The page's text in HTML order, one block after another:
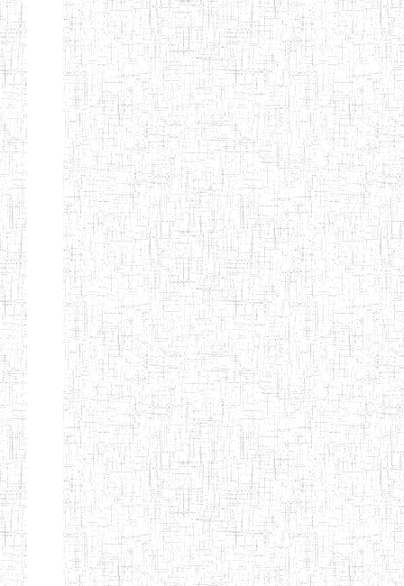
ENIET PAUL
MOMO
23/07/2014 ENIET Privé
ENIEG PRIVEE
TCHEB'S
10/07/2008 ENIEG Privé
ENIEG PRIVEE
BILINGUE
INCLUSIVE
LOUIS
BRAILLE DU
CJARC
12/07/2019 ENIEG Privé
ENIEG LA
PENSEE
28/12/2007 ENIEG Privé
ENIEG PRIVEE
AIME-CESAIRE
28/08/2009 ENIEG Privé
ENIEG
SIANTOU
03/06/2014 ENIEG Privé
ENIEG LA
26/05/2014 ENIEG Privé